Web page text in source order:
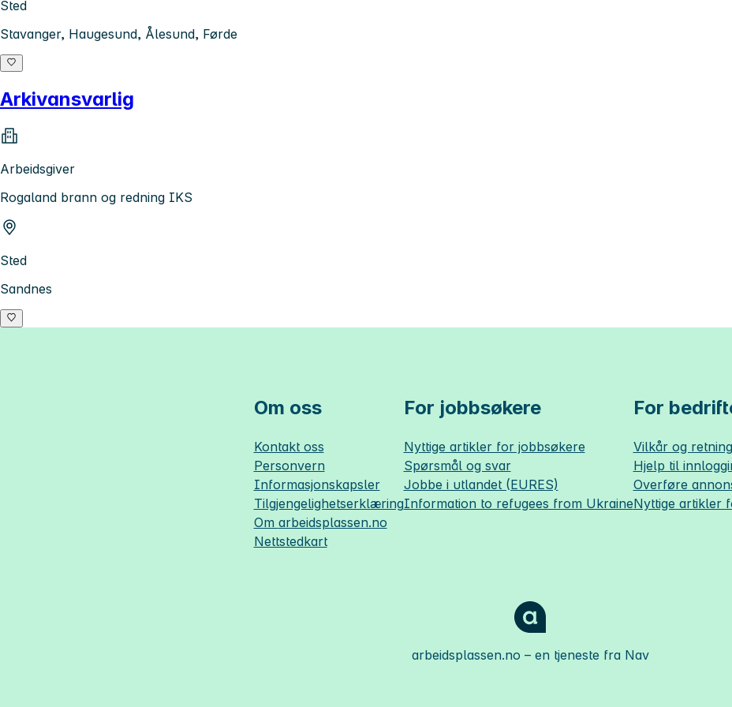
Sted
Stavanger, Haugesund, Ålesund, Førde
Arkivansvarlig
Arbeidsgiver
Rogaland brann og redning IKS
Sted
Sandnes
Om oss
Kontakt oss
Personvern
Informasjonskapsler
Tilgjengelighetserklæring
Om arbeidsplassen.no
Nettstedkart
For jobbsøkere
Nyttige artikler for jobbsøkere
Spørsmål og svar
Jobbe i utlandet (EURES)
Information to refugees from Ukraine
For
Vilkår og
Hjelp til
Overføre
Nyttige artikler
arbeidsplassen.no – en tjeneste fra Nav